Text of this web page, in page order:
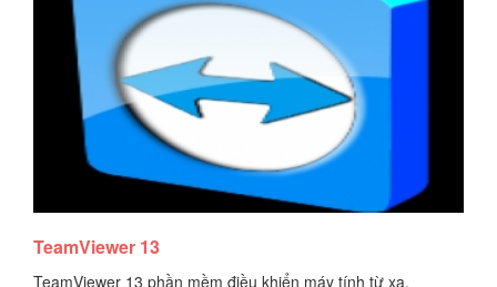
Tải tài liệu
TeamViewer 13
TeamViewer 13 phần mềm điều khiển máy tính từ xa.